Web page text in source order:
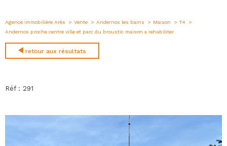
Agence immobilière Arès Vente Andernos les bains Maison
T4
Andernos proche centre ville et parc du broustic maison a rehabiliter
retour aux résultats
Réf : 291